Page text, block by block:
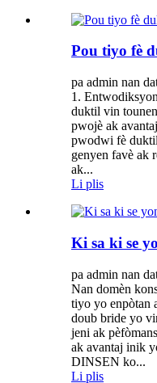
Pou tiyo fè
pa admin nan
1.
duktil vin
pwojè ak
pwodwi fè
genyen favè ak
ak...
Li plis
Ki sa ki se
pa admin nan
Nan domèn
tiyo yo enpòtan
doub bride yo
jeni ak
ak avantaj inik
DINSEN ko...
Li plis